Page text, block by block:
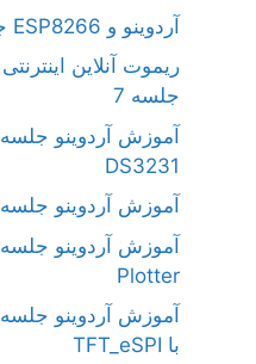
آردوینو و ESP8266 جلسه 6
جلسه 7
DS3231
آموزش آردوینو جلسه 9 – ماژول LCD I2C
Plotter
با TFT_eSPI